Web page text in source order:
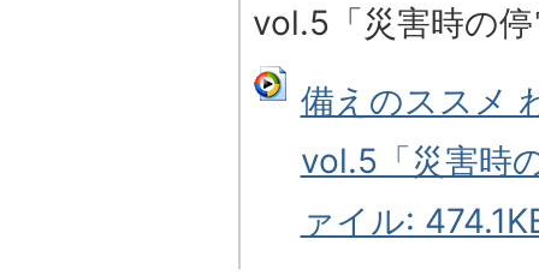
vol.5「災害時の
備えのススメ
vol.5「災害時
ァイル: